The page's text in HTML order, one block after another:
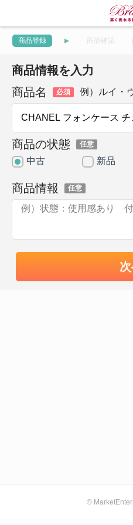
商品登録 商品確認
商品情報を入力
商品名
必須 例）ルイ・
商品の状態 任意
中古 新品
商品情報 任意
©